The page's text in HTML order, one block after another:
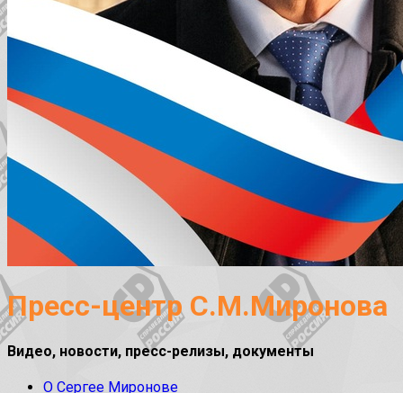
Пресс-центр С.М.Миронова
Видео, новости, пресс-релизы, документы
О Сергее Миронове